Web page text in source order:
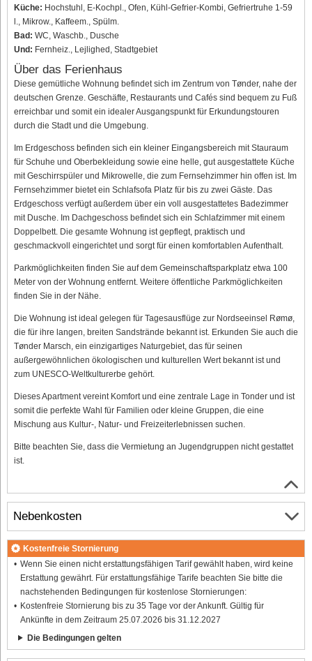
Küche: Hochstuhl, E-Kochpl., Ofen, Kühl-Gefrier-Kombi, Gefriertruhe 1-59
l., Mikrow., Kaffeem., Spülm.
Bad: WC, Waschb., Dusche
Und: Fernheiz., Lejlighed, Stadtgebiet
Über das Ferienhaus
Diese gemütliche Wohnung befindet sich im Zentrum von Tønder, nahe der
deutschen Grenze. Geschäfte, Restaurants und Cafés sind bequem zu Fuß
erreichbar und somit ein idealer Ausgangspunkt für Erkundungstouren
durch die Stadt und die Umgebung.
Im Erdgeschoss befinden sich ein kleiner Eingangsbereich mit Stauraum
für Schuhe und Oberbekleidung sowie eine helle, gut ausgestattete Küche
mit Geschirrspüler und Mikrowelle, die zum Fernsehzimmer hin offen ist. Im
Fernsehzimmer bietet ein Schlafsofa Platz für bis zu zwei Gäste. Das
Erdgeschoss verfügt außerdem über ein voll ausgestattetes Badezimmer
mit Dusche. Im Dachgeschoss befindet sich ein Schlafzimmer mit einem
Doppelbett. Die gesamte Wohnung ist gepflegt, praktisch und
geschmackvoll eingerichtet und sorgt für einen komfortablen Aufenthalt.
Parkmöglichkeiten finden Sie auf dem Gemeinschaftsparkplatz etwa 100
Meter von der Wohnung entfernt. Weitere öffentliche Parkmöglichkeiten
finden Sie in der Nähe.
Die Wohnung ist ideal gelegen für Tagesausflüge zur Nordseeinsel Rømø,
die für ihre langen, breiten Sandstrände bekannt ist. Erkunden Sie auch die
Tønder Marsch, ein einzigartiges Naturgebiet, das für seinen
außergewöhnlichen ökologischen und kulturellen Wert bekannt ist und
zum UNESCO-Weltkulturerbe gehört.
Dieses Apartment vereint Komfort und eine zentrale Lage in Tonder und ist
somit die perfekte Wahl für Familien oder kleine Gruppen, die eine
Mischung aus Kultur-, Natur- und Freizeiterlebnissen suchen.
Bitte beachten Sie, dass die Vermietung an Jugendgruppen nicht gestattet
ist.
Nebenkosten
Kostenfreie Stornierung
Wenn Sie einen nicht erstattungsfähigen Tarif gewählt haben, wird keine
Erstattung gewährt. Für erstattungsfähige Tarife beachten Sie bitte die
nachstehenden Bedingungen für kostenlose Stornierungen:
Kostenfreie Stornierung bis zu 35 Tage vor der Ankunft. Gültig für
Ankünfte in dem Zeitraum 25.07.2026 bis 31.12.2027
Die Bedingungen gelten